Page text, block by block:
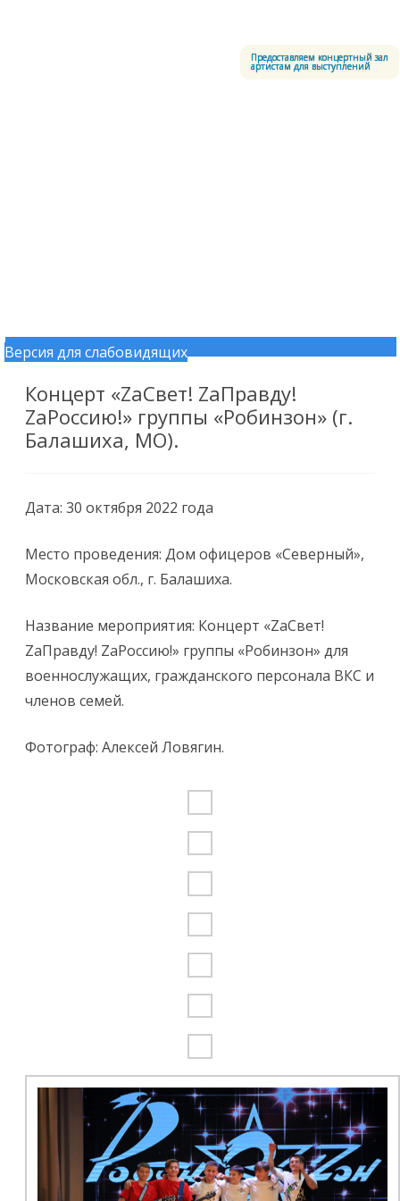
Версия для слабовидящих
Предоставляем концертный зал
артистам для выступлений
Перейти к содержимому
Концерт «ZаСвет! ZаПравду!
ZаРоссию!» группы «Робинзон» (г.
Балашиха, МО).
Дата: 30 октября 2022 года
Место проведения: Дом офицеров «Северный»,
Московская обл., г. Балашиха.
Название мероприятия: Концерт «ZаСвет!
ZаПравду! ZаРоссию!» группы «Робинзон» для
военнослужащих, гражданского персонала ВКС и
членов семей.
Фотограф: Алексей Ловягин.